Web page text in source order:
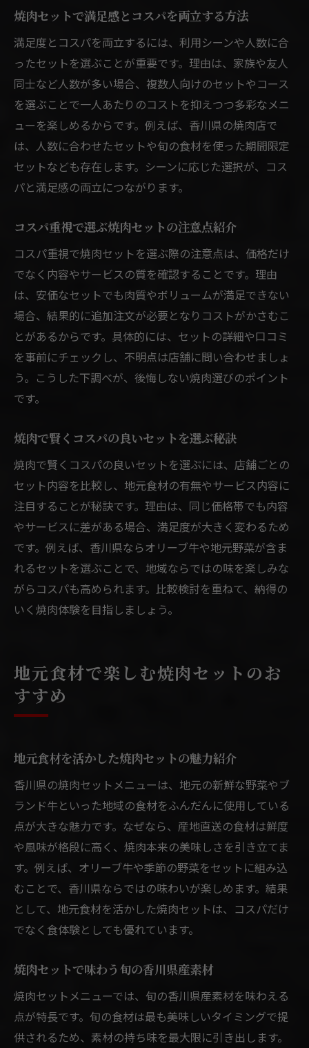
焼肉セットで満足感とコスパを両立する方法
満足度とコスパを両立するには、利用シーンや人数に合
ったセットを選ぶことが重要です。理由は、家族や友人
同士など人数が多い場合、複数人向けのセットやコース
を選ぶことで一人あたりのコストを抑えつつ多彩なメニ
ューを楽しめるからです。例えば、香川県の焼肉店で
は、人数に合わせたセットや旬の食材を使った期間限定
セットなども存在します。シーンに応じた選択が、コス
パと満足感の両立につながります。
コスパ重視で選ぶ焼肉セットの注意点紹介
コスパ重視で焼肉セットを選ぶ際の注意点は、価格だけ
でなく内容やサービスの質を確認することです。理由
は、安価なセットでも肉質やボリュームが満足できない
場合、結果的に追加注文が必要となりコストがかさむこ
とがあるからです。具体的には、セットの詳細や口コミ
を事前にチェックし、不明点は店舗に問い合わせましょ
う。こうした下調べが、後悔しない焼肉選びのポイント
です。
焼肉で賢くコスパの良いセットを選ぶ秘訣
焼肉で賢くコスパの良いセットを選ぶには、店舗ごとの
セット内容を比較し、地元食材の有無やサービス内容に
注目することが秘訣です。理由は、同じ価格帯でも内容
やサービスに差がある場合、満足度が大きく変わるため
です。例えば、香川県ならオリーブ牛や地元野菜が含ま
れるセットを選ぶことで、地域ならではの味を楽しみな
がらコスパも高められます。比較検討を重ねて、納得の
いく焼肉体験を目指しましょう。
地元食材で楽しむ焼肉セットのお
すすめ
地元食材を活かした焼肉セットの魅力紹介
香川県の焼肉セットメニューは、地元の新鮮な野菜やブ
ランド牛といった地域の食材をふんだんに使用している
点が大きな魅力です。なぜなら、産地直送の食材は鮮度
や風味が格段に高く、焼肉本来の美味しさを引き立てま
す。例えば、オリーブ牛や季節の野菜をセットに組み込
むことで、香川県ならではの味わいが楽しめます。結果
として、地元食材を活かした焼肉セットは、コスパだけ
でなく食体験としても優れています。
焼肉セットで味わう旬の香川県産素材
焼肉セットメニューでは、旬の香川県産素材を味わえる
点が特長です。旬の食材は最も美味しいタイミングで提
供されるため、素材の持ち味を最大限に引き出します。